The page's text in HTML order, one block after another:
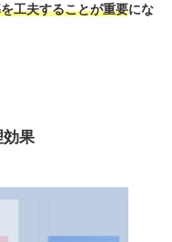
工夫することが重要にな
効果